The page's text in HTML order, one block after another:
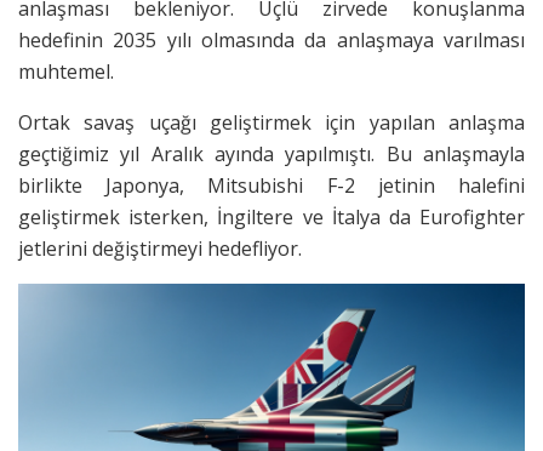
anlaşması bekleniyor. Üçlü zirvede konuşlanma
hedefinin 2035 yılı olmasında da anlaşmaya varılması
muhtemel.
Ortak savaş uçağı geliştirmek için yapılan anlaşma
geçtiğimiz yıl Aralık ayında yapılmıştı. Bu anlaşmayla
birlikte Japonya, Mitsubishi F-2 jetinin halefini
geliştirmek isterken, İngiltere ve İtalya da Eurofighter
jetlerini değiştirmeyi hedefliyor.